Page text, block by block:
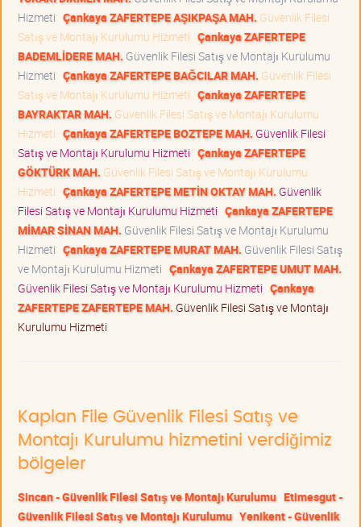
Hizmeti Çankaya ZAFERTEPE AŞIKPAŞA MAH. Güvenlik Filesi
Satış ve Montajı Kurulumu Hizmeti Çankaya ZAFERTEPE
BADEMLİDERE MAH. Güvenlik Filesi Satış ve Montajı Kurulumu
Hizmeti Çankaya ZAFERTEPE BAĞCILAR MAH. Güvenlik Filesi
Satış ve Montajı Kurulumu Hizmeti Çankaya ZAFERTEPE
BAYRAKTAR MAH. Güvenlik Filesi Satış ve Montajı Kurulumu
Hizmeti Çankaya ZAFERTEPE BOZTEPE MAH. Güvenlik Filesi
Satış ve Montajı Kurulumu Hizmeti Çankaya ZAFERTEPE
GÖKTÜRK MAH. Güvenlik Filesi Satış ve Montajı Kurulumu
Hizmeti Çankaya ZAFERTEPE METİN OKTAY MAH. Güvenlik
Filesi Satış ve Montajı Kurulumu Hizmeti Çankaya ZAFERTEPE
MİMAR SİNAN MAH. Güvenlik Filesi Satış ve Montajı Kurulumu
Hizmeti Çankaya ZAFERTEPE MURAT MAH. Güvenlik Filesi Satış
ve Montajı Kurulumu Hizmeti Çankaya ZAFERTEPE UMUT MAH.
Güvenlik Filesi Satış ve Montajı Kurulumu Hizmeti Çankaya
ZAFERTEPE ZAFERTEPE MAH. Güvenlik Filesi Satış ve Montajı
Kurulumu Hizmeti
Kaplan File Güvenlik Filesi Satış ve
Montajı Kurulumu hizmetini verdiğimiz
bölgeler
Sincan - Güvenlik Filesi Satış ve Montajı Kurulumu Etimesgut -
Güvenlik Filesi Satış ve Montajı Kurulumu Yenikent - Güvenlik